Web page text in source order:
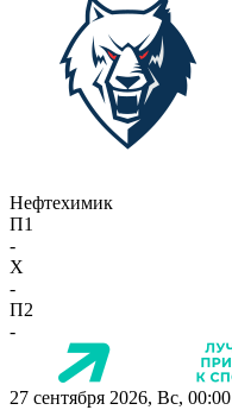
Нефтехимик
П1
-
X
-
П2
-
27 сентября 2026, Вс, 00:00